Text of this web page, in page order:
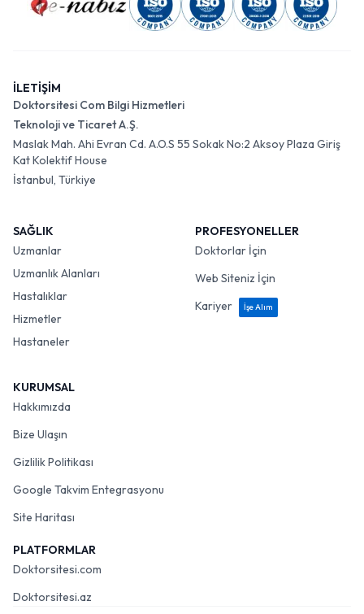
İLETİŞİM
Doktorsitesi Com Bilgi Hizmetleri
Teknoloji ve Ticaret A.Ş.
Maslak Mah. Ahi Evran Cd. A.O.S 55 Sokak No:2 Aksoy Plaza Giriş
Kat Kolektif House
İstanbul, Türkiye
SAĞLIK
Uzmanlar
Uzmanlık Alanları
Hastalıklar
Hizmetler
Hastaneler
PROFESYONELLER
Doktorlar İçin
Web Siteniz İçin
Kariyer
İşe Alım
KURUMSAL
Hakkımızda
Bize Ulaşın
Gizlilik Politikası
Google Takvim Entegrasyonu
Site Haritası
PLATFORMLAR
Doktorsitesi.com
Doktorsitesi.az